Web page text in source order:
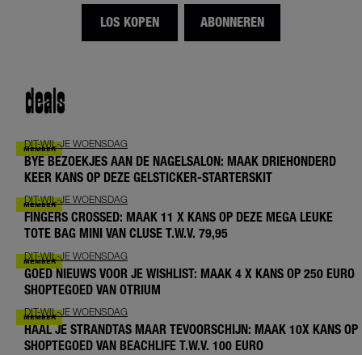
LOS KOPEN ABONNEREN
deals
DIT-WIL-JE WOENSDAG
BYE BEZOEKJES AAN DE NAGELSALON: MAAK DRIEHONDERD
KEER KANS OP DEZE GELSTICKER-STARTERSKIT
DIT-WIL-JE WOENSDAG
FINGERS CROSSED: MAAK 11 X KANS OP DEZE MEGA LEUKE
TOTE BAG MINI VAN CLUSE T.W.V. 79,95
DIT-WIL-JE WOENSDAG
GOED NIEUWS VOOR JE WISHLIST: MAAK 4 X KANS OP 250 EURO
SHOPTEGOED VAN OTRIUM
DIT-WIL-JE WOENSDAG
HAAL JE STRANDTAS MAAR TEVOORSCHIJN: MAAK 10X KANS OP
SHOPTEGOED VAN BEACHLIFE T.W.V. 100 EURO